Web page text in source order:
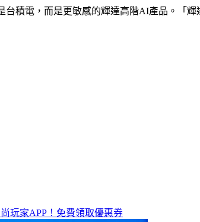
積電，而是更敏感的輝達高階AI產品。「
玩家APP！免費領取優惠券